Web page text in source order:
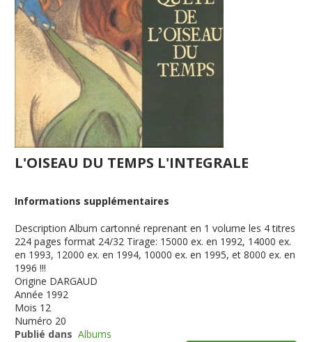
L'OISEAU DU TEMPS L'INTEGRALE
Informations supplémentaires
Description Album cartonné reprenant en 1 volume les 4 titres
224 pages format 24/32 Tirage: 15000 ex. en 1992, 14000 ex.
en 1993, 12000 ex. en 1994, 10000 ex. en 1995, et 8000 ex. en
1996 !!!
Origine DARGAUD
Année 1992
Mois 12
Numéro 20
Publié dans Albums